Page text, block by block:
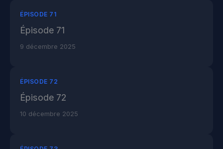
ÉPISODE 71
Épisode 71
9 décembre 2025
ÉPISODE 72
Épisode 72
10 décembre 2025